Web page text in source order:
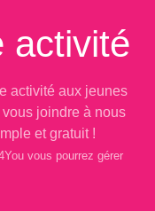
activité
activité aux jeunes
joindre à nous
et gratuit !
vous pourrez gérer